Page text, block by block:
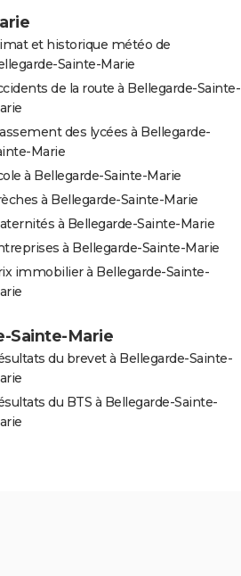
et historique météo de
Sainte-Marie
de la route à Bellegarde-Sainte-
des lycées à Bellegarde-
Marie
à Bellegarde-Sainte-Marie
à Bellegarde-Sainte-Marie
à Bellegarde-Sainte-Marie
à Bellegarde-Sainte-Marie
immobilier à Bellegarde-Sainte-
Sainte-Marie
du brevet à Bellegarde-Sainte-
du BTS à Bellegarde-Sainte-